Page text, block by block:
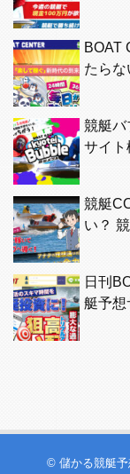
BOAT
たら
競艇バ
サイト
競艇
い？
日刊
艇予想
© 儲かる競艇